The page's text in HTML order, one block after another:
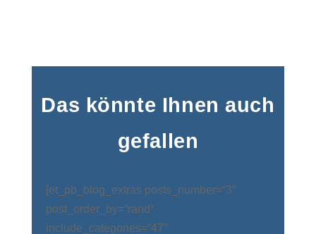
Das könnte Ihnen auch
gefallen
[et_pb_blog_extras posts_number=“3″
post_order_by=“rand“
include_categories=“47″